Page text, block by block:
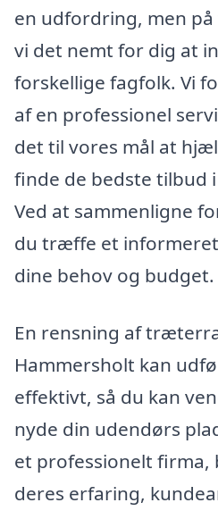
en udfordring, men
vi det nemt for dig at
forskellige fagfolk. Vi
af en professionel
det til vores mål at
finde de bedste tilbud
Ved at sammenligne
du træffe et
dine behov og budget.
En rensning af
Hammersholt kan
effektivt, så du kan
nyde din udendørs
et professionelt firma,
deres erfaring,